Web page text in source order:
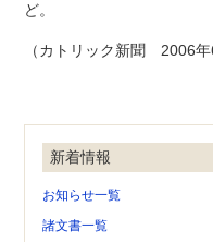
ど。
（カトリック新聞 2006年
新着情報
お知らせ一覧
諸文書一覧